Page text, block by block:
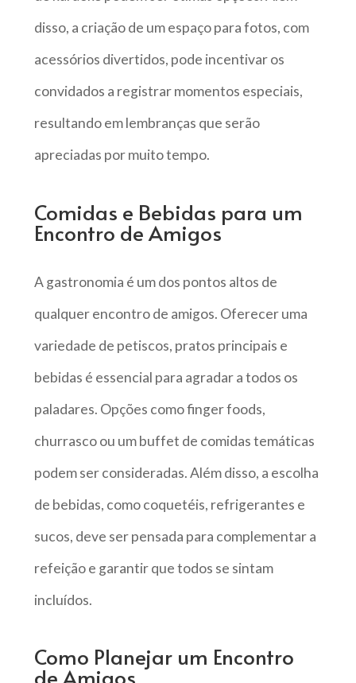
disso, a criação de um espaço para fotos, com
acessórios divertidos, pode incentivar os
convidados a registrar momentos especiais,
resultando em lembranças que serão
apreciadas por muito tempo.
Comidas e Bebidas para um
Encontro de Amigos
A gastronomia é um dos pontos altos de
qualquer encontro de amigos. Oferecer uma
variedade de petiscos, pratos principais e
bebidas é essencial para agradar a todos os
paladares. Opções como finger foods,
churrasco ou um buffet de comidas temáticas
podem ser consideradas. Além disso, a escolha
de bebidas, como coquetéis, refrigerantes e
sucos, deve ser pensada para complementar a
refeição e garantir que todos se sintam
incluídos.
Como Planejar um Encontro
de Amigos